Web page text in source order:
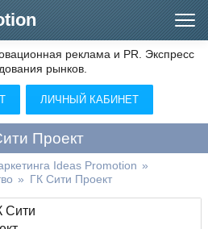
рынка)
реклама и PR. Экспресс
рынков.
ЛИЧНЫЙ КАБИНЕТ
Проект
Ideas Promotion »
» ГК Сити Проект